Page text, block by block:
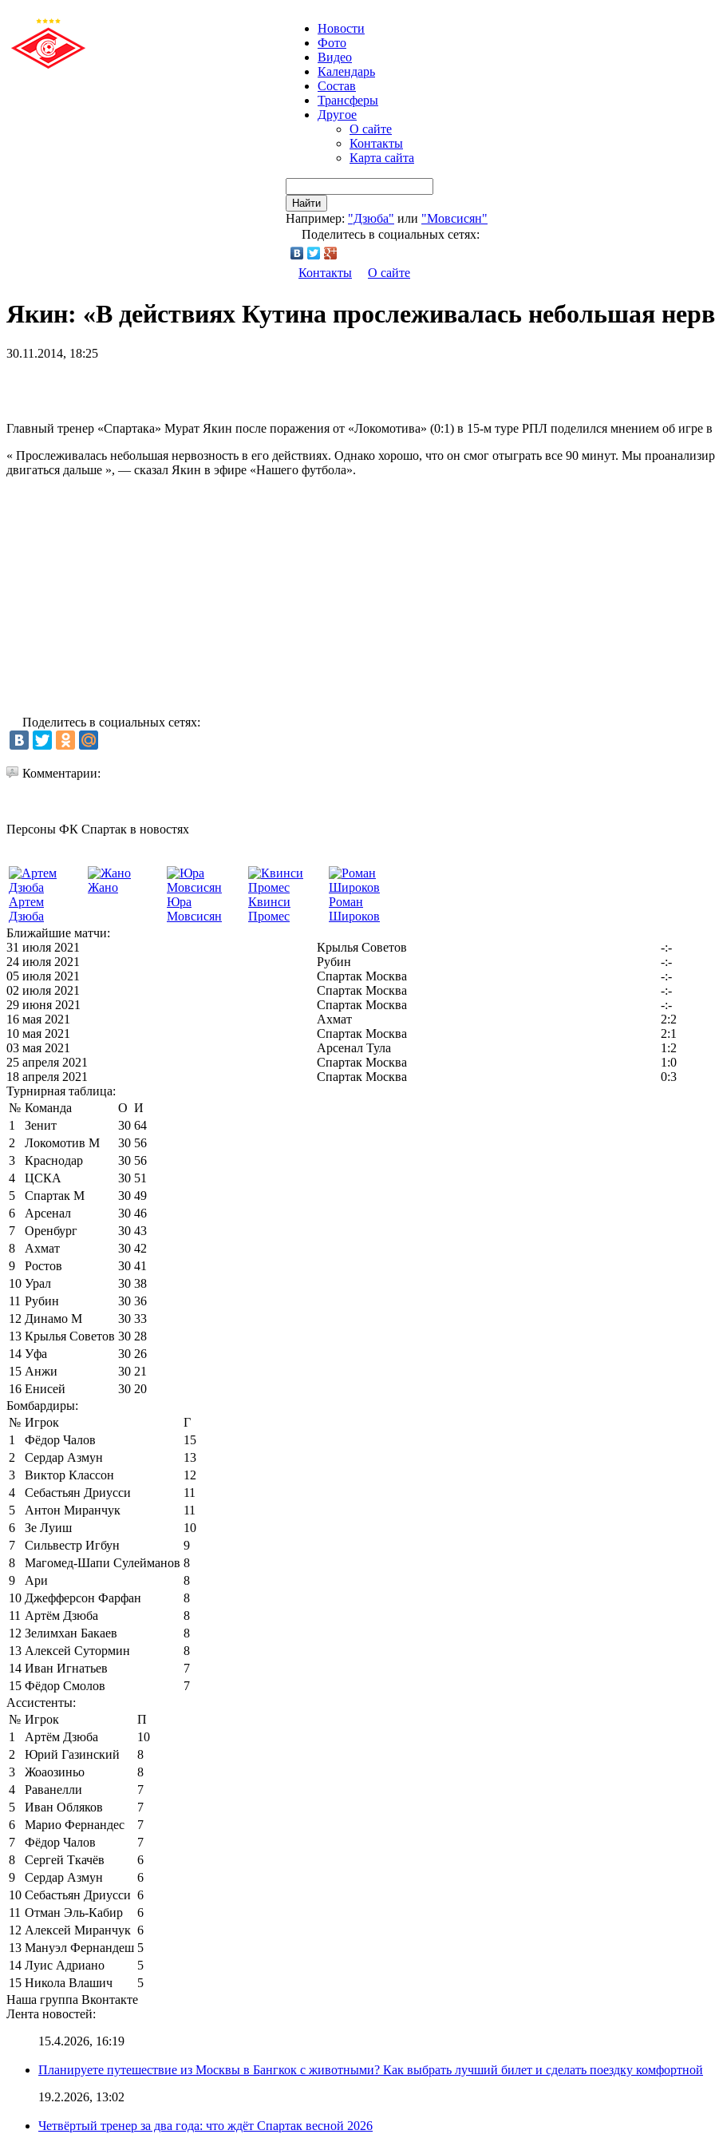
Новости
Фото
Видео
Календарь
Состав
Трансферы
Другое
О сайте
Контакты
Карта сайта
Найти
Например: "Дзюба" или "Мовсисян"
Поделитесь в социальных сетях:
Контакты О сайте
Якин: «В действиях Кутина прослеживалась небольшая
30.11.2014, 18:25
Главный тренер «Спартака» Мурат Якин после поражения от «Локомотива» (0:1) в 15-м туре РПЛ поделился мнением об игре в
« Прослеживалась небольшая нервозность в его действиях. Однако хорошо, что он смог отыграть все 90 минут. Мы
двигаться дальше », — сказал Якин в эфире «Нашего футбола».
Поделитесь в социальных сетях:
Комментарии:
Персоны ФК Спартак в новостях
Артем
Дзюба
Жано
Юра
Мовсисян
Квинси
Промес
Роман
Широков
Ближайшие матчи:
31 июля 2021
Крылья Советов
-:-
24 июля 2021
Рубин
-:-
05 июля 2021
Спартак Москва
-:-
02 июля 2021
Спартак Москва
-:-
29 июня 2021
Спартак Москва
-:-
16 мая 2021
Ахмат
2:2
10 мая 2021
Спартак Москва
2:1
03 мая 2021
Арсенал Тула
1:2
25 апреля 2021
Спартак Москва
1:0
18 апреля 2021
Спартак Москва
0:3
Турнирная таблица:
№ Команда О И
1
Зенит 30 64
2
Локомотив М 30 56
3
Краснодар 30 56
4
ЦСКА 30 51
5
Спартак М 30 49
6
Арсенал 30 46
7
Оренбург 30 43
8
Ахмат 30 42
9
Ростов 30 41
10 Урал 30 38
11 Рубин 30 36
12 Динамо М 30 33
13 Крылья Советов 30 28
14 Уфа 30 26
15 Анжи 30 21
16 Енисей 30 20
Бомбардиры:
№ Игрок
Г
1
Фёдор Чалов
15
2
Сердар Азмун
13
3
Виктор Классон
12
4
Себастьян Дриусси
11
5
Антон Миранчук
11
6
Зе Луиш
10
7
Сильвестр Игбун
9
8
Магомед-Шапи Сулейманов 8
9
Ари
8
10 Джефферсон Фарфан
8
11 Артём Дзюба
8
12 Зелимхан Бакаев
8
13 Алексей Сутормин
8
14 Иван Игнатьев
7
15 Фёдор Смолов
7
Ассистенты:
№ Игрок
П
1
Артём Дзюба
10
2
Юрий Газинский
8
3
Жоаозиньо
8
4
Раванелли
7
5
Иван Обляков
7
6
Марио Фернандес
7
7
Фёдор Чалов
7
8
Сергей Ткачёв
6
9
Сердар Азмун
6
10 Себастьян Дриусси 6
11 Отман Эль-Кабир
6
12 Алексей Миранчук 6
13 Мануэл Фернандеш 5
14 Луис Адриано
5
15 Никола Влашич
5
Наша группа Вконтакте
Лента новостей:
15.4.2026, 16:19
Планируете путешествие из Москвы в Бангкок с животными? Как выбрать лучший билет и сделать поездку комфортной
19.2.2026, 13:02
Четвёртый тренер за два года: что ждёт Спартак весной 2026